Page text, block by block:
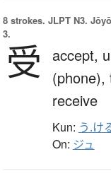
8 strokes. JLPT N3.
3.
受 accept,
(phone),
receive
Kun: う.け
On: ジュ